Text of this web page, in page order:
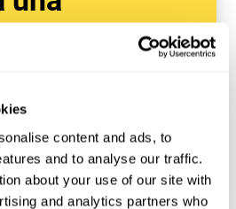
content and ads, to
and to analyse our traffic.
about your use of our site with
and analytics partners who
los desafíos y aprender de
y la resiliencia, no solo